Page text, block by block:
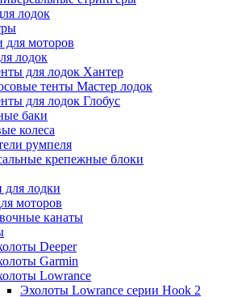
лодок
для моторов
лодок
для лодок Хантер
тенты Мастер лодок
для лодок Глобус
баки
колеса
румпеля
крепежные блоки
для лодки
моторов
канаты
Deeper
Garmin
Lowrance
Эхолоты Lowrance серии Hook 2